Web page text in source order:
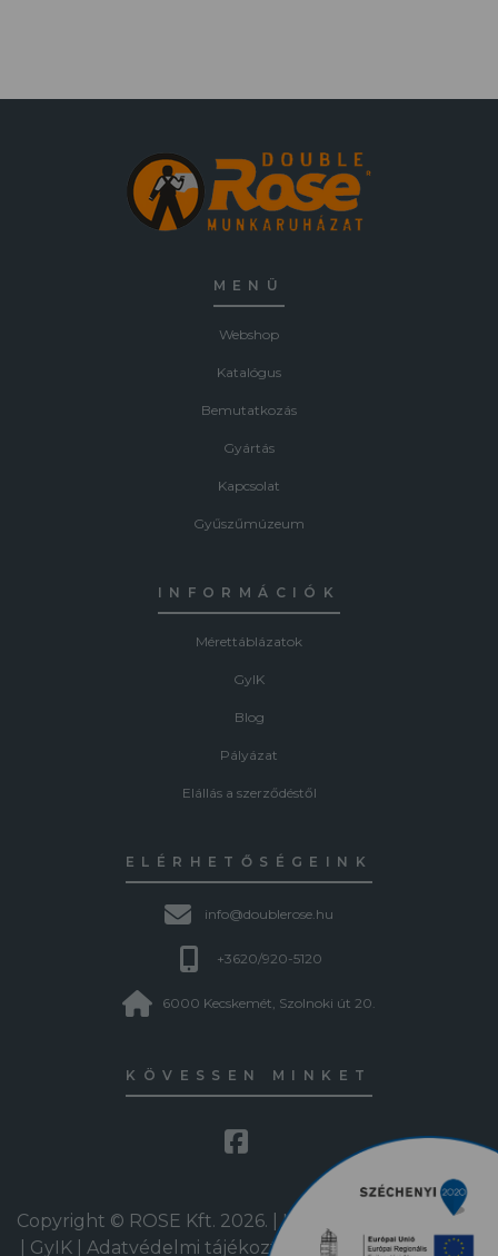
MENÜ
Webshop
Katalógus
Bemutatkozás
Gyártás
Kapcsolat
Gyűszűmúzeum
INFORMÁCIÓK
Mérettáblázatok
GyIK
Blog
Pályázat
Elállás a szerződéstől
ELÉRHETŐSÉGEINK
info@doublerose.hu
+3620/920-5120
6000 Kecskemét, Szolnoki út 20.
KÖVESSEN MINKET
Copyright © ROSE Kft. 2026. | Minden jog fenntartva
GyIK Adatvédelmi tájékoztató |DREAM4SYS ERP